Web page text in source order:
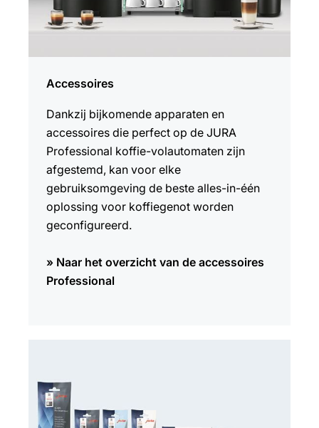
Accessoires
Dankzij bijkomende apparaten en
accessoires die perfect op de JURA
Professional koffie-volautomaten zijn
afgestemd, kan voor elke
gebruiksomgeving de beste alles-in-één
oplossing voor koffiegenot worden
geconfigureerd.
» Naar het overzicht van de accessoires
Professional